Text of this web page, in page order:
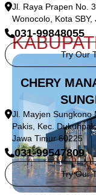
Jl. Raya Prapen No.
Wonocolo, Kota
031-99848055
Try Our
CHERY
Jl. Mayjen Sungkono
Pakis, Kec.
Jawa Timur 60225
031-99547809
Try Our